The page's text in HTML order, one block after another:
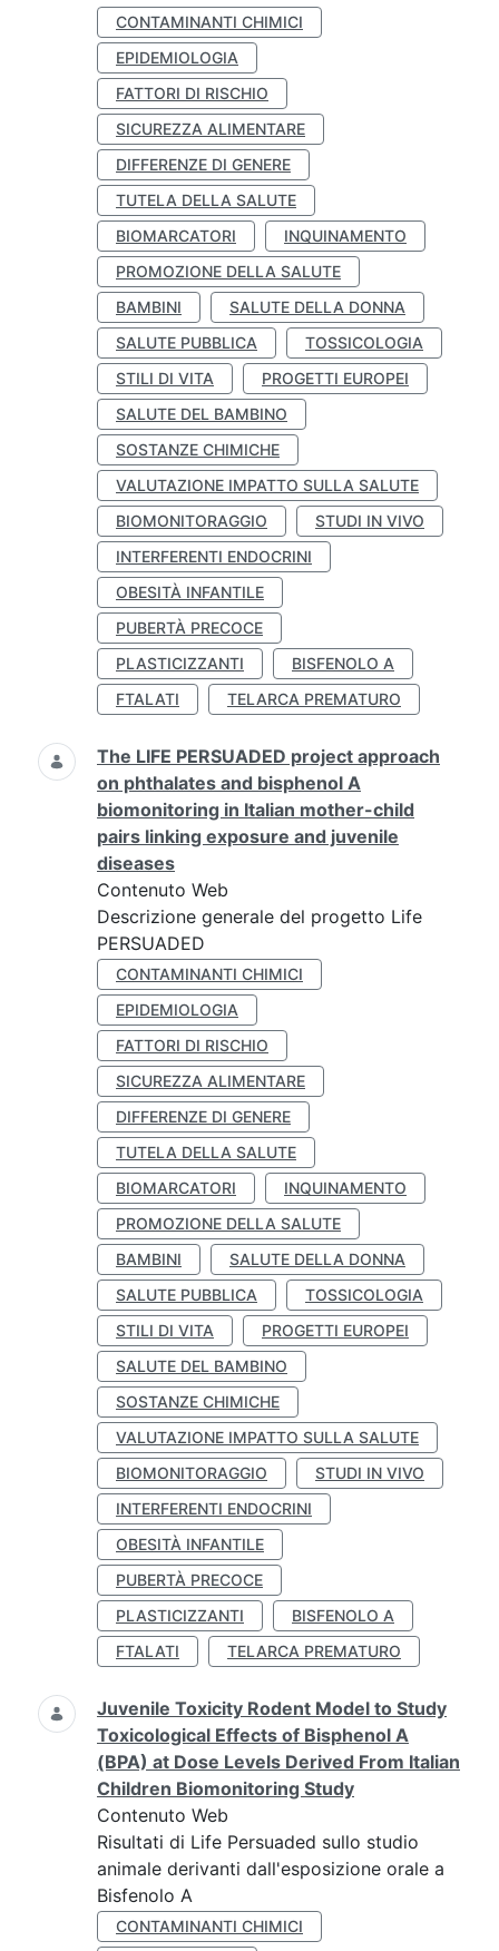
CONTAMINANTI CHIMICI
EPIDEMIOLOGIA
FATTORI DI RISCHIO
SICUREZZA ALIMENTARE
DIFFERENZE DI GENERE
TUTELA DELLA SALUTE
BIOMARCATORI
INQUINAMENTO
PROMOZIONE DELLA SALUTE
BAMBINI
SALUTE DELLA DONNA
SALUTE PUBBLICA
TOSSICOLOGIA
STILI DI VITA
PROGETTI EUROPEI
SALUTE DEL BAMBINO
SOSTANZE CHIMICHE
VALUTAZIONE IMPATTO SULLA SALUTE
BIOMONITORAGGIO
STUDI IN VIVO
INTERFERENTI ENDOCRINI
OBESITÀ INFANTILE
PUBERTÀ PRECOCE
PLASTICIZZANTI
BISFENOLO A
FTALATI
TELARCA PREMATURO
The LIFE PERSUADED project approach
on phthalates and bisphenol A
biomonitoring in Italian mother-child
pairs linking exposure and juvenile
diseases
Contenuto Web
Descrizione generale del progetto Life
PERSUADED
CONTAMINANTI CHIMICI
EPIDEMIOLOGIA
FATTORI DI RISCHIO
SICUREZZA ALIMENTARE
DIFFERENZE DI GENERE
TUTELA DELLA SALUTE
BIOMARCATORI
INQUINAMENTO
PROMOZIONE DELLA SALUTE
BAMBINI
SALUTE DELLA DONNA
SALUTE PUBBLICA
TOSSICOLOGIA
STILI DI VITA
PROGETTI EUROPEI
SALUTE DEL BAMBINO
SOSTANZE CHIMICHE
VALUTAZIONE IMPATTO SULLA SALUTE
BIOMONITORAGGIO
STUDI IN VIVO
INTERFERENTI ENDOCRINI
OBESITÀ INFANTILE
PUBERTÀ PRECOCE
PLASTICIZZANTI
BISFENOLO A
FTALATI
TELARCA PREMATURO
Juvenile Toxicity Rodent Model to Study
Toxicological Effects of Bisphenol A
(BPA) at Dose Levels Derived From Italian
Children Biomonitoring Study
Contenuto Web
Risultati di Life Persuaded sullo studio
animale derivanti dall'esposizione orale a
Bisfenolo A
CONTAMINANTI CHIMICI